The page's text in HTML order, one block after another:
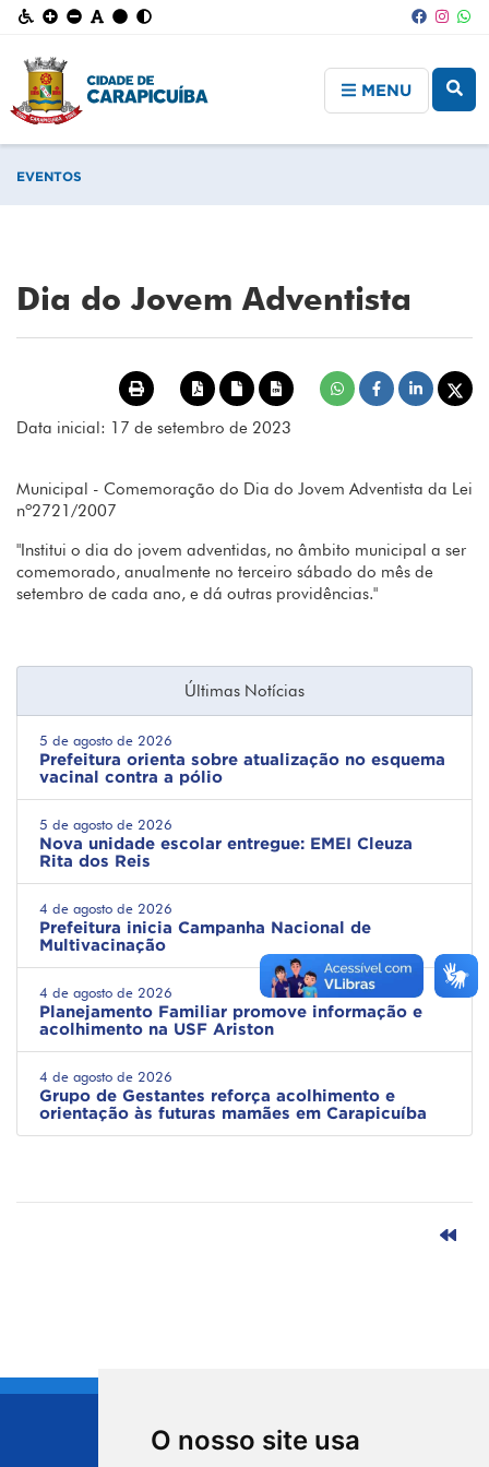
O nosso site usa
MENU
EVENTOS
Dia do Jovem Adventista
Data inicial: 17 de setembro de 2023
Municipal - Comemoração do Dia do Jovem Adventista da Lei
nº2721/2007
"Institui o dia do jovem adventidas, no âmbito municipal a ser
comemorado, anualmente no terceiro sábado do mês de
setembro de cada ano, e dá outras providências."
Últimas Notícias
5 de agosto de 2026
Prefeitura orienta sobre atualização no esquema
vacinal contra a pólio
5 de agosto de 2026
Nova unidade escolar entregue: EMEI Cleuza
Rita dos Reis
4 de agosto de 2026
Prefeitura inicia Campanha Nacional de
Multivacinação
4 de agosto de 2026
Planejamento Familiar promove informação e
acolhimento na USF Ariston
4 de agosto de 2026
Grupo de Gestantes reforça acolhimento e
orientação às futuras mamães em Carapicuíba